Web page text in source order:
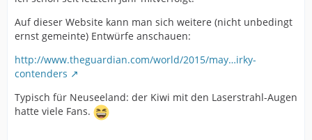
Auf dieser Website kann man sich weitere (nicht unbedingt
ernst gemeinte) Entwürfe anschauen:
http://www.theguardian.com/world/2015/may…irky-
contenders
Typisch für Neuseeland: der Kiwi mit den Laserstrahl-Augen
hatte viele Fans.